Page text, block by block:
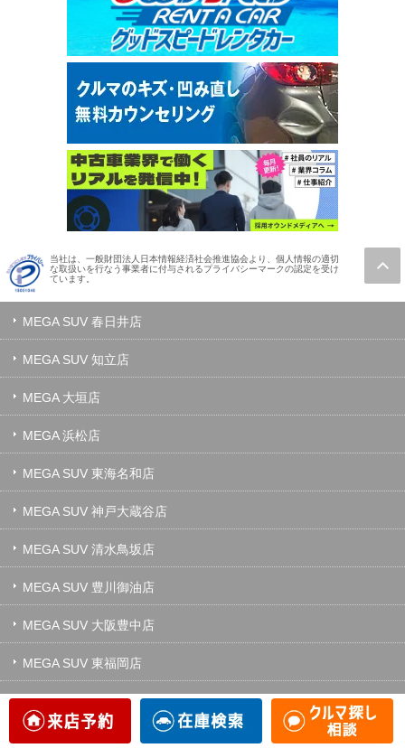
当社は、一般財団法人日本情報経済社会推進協会より、個人情報の適切
な取扱いを行なう事業者に付与されるプライバシーマークの認定を受け
ています。
MEGA SUV 春日井店
MEGA SUV 知立店
MEGA 大垣店
MEGA 浜松店
MEGA SUV 東海名和店
MEGA SUV 神戸大蔵谷店
MEGA SUV 清水鳥坂店
MEGA SUV 豊川御油店
MEGA SUV 大阪豊中店
MEGA SUV 東福岡店
MEGA SUV 南風原店